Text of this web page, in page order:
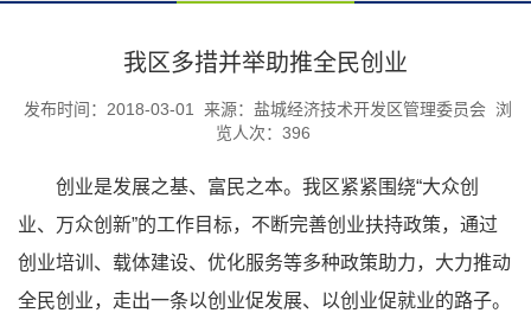
我区多措并举助推全民创业
发布时间：2018-03-01 来源： 盐城经济技术开发区管理委员会 浏
览人次： 396
创业是发展之基、富民之本。我区紧紧围绕“大众创
业、万众创新”的工作目标，不断完善创业扶持政策，通过
创业培训、载体建设、优化服务等多种政策助力，大力推动
全民创业，走出一条以创业促发展、以创业促就业的路子。